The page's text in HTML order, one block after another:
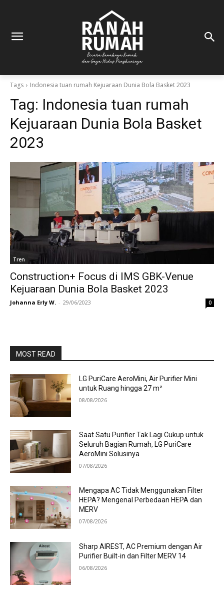
Tags Indonesia tuan rumah Kejuaraan Dunia Bola Basket 2023
Tag: Indonesia tuan rumah
Kejuaraan Dunia Bola Basket
2023
Tren
Construction+ Focus di IMS GBK-Venue
Kejuaraan Dunia Bola Basket 2023
Johanna Erly W. - 29/06/2023 0
MOST READ
LG PuriCare AeroMini, Air Purifier Mini
untuk Ruang hingga 27 m²
08/08/2026
Saat Satu Purifier Tak Lagi Cukup untuk
Seluruh Bagian Rumah, LG PuriCare
AeroMini Solusinya
07/08/2026
Mengapa AC Tidak Menggunakan Filter
HEPA? Mengenal Perbedaan HEPA dan
MERV
07/08/2026
Sharp AIREST, AC Premium dengan Air
Purifier Built-in dan Filter MERV 14
06/08/2026